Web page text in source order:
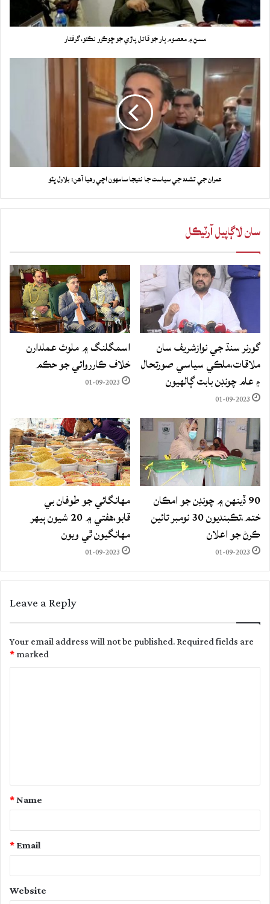
مسڻ ۾ معصوم ٻار جو قاتل پاڙي جو ڇوڪرو نڪتو، گرفتار
عمران جي تشدد جي سياست جا نتيجا سامهون اچي رهيا آهن: بلاول ڀٽو
سان لاڳاپيل آرٽيڪل
گورنر سنڌ جي نوازشريف سان
ملاقات،ملڪي سياسي صورتحال
۽ عام چونڊن بابت ڳالهيون
01-09-2023
اسمگلنگ ۾ ملوث عملدارن
خلاف ڪارروائي جو حڪم
01-09-2023
90 ڏينهن ۾ چونڊن جو امڪان
ختم،تڪبنديون 30 نومبر تائين
ڪرڻ جو اعلان
01-09-2023
مهانگائي جو طوفان بي
قابو،هفتي ۾ 20 شيون ٻيهر
مهانگيون ٿي ويون
01-09-2023
Leave a Reply
Your email address will not be published.Required fields are
marked
*
t
Name
*
Email
*
Website